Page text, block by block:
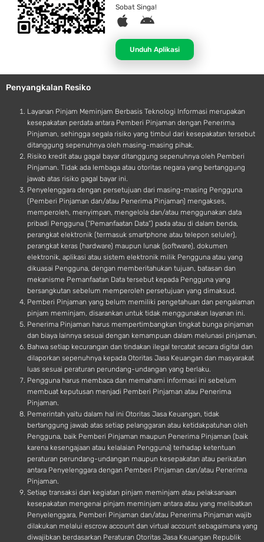
Sobat Singa!
A
p
l
e
A
d
r
o
d
Unduh Aplikasi
Penyangkalan Resiko
Layanan Pinjam Meminjam Berbasis Teknologi Informasi merupakan
kesepakatan perdata antara Pemberi Pinjaman dengan Penerima
Pinjaman, sehingga segala risiko yang timbul dari kesepakatan tersebut
ditanggung sepenuhnya oleh masing-masing pihak.
Risiko kredit atau gagal bayar ditanggung sepenuhnya oleh Pemberi
Pinjaman. Tidak ada lembaga atau otoritas negara yang bertanggung
jawab atas risiko gagal bayar ini.
Penyelenggara dengan persetujuan dari masing-masing Pengguna
(Pemberi Pinjaman dan/atau Penerima Pinjaman) mengakses,
memperoleh, menyimpan, mengelola dan/atau menggunakan data
pribadi Pengguna (“Pemanfaatan Data”) pada atau di dalam benda,
perangkat elektronik (termasuk smartphone atau telepon seluler),
perangkat keras (hardware) maupun lunak (software), dokumen
elektronik, aplikasi atau sistem elektronik milik Pengguna atau yang
dikuasai Pengguna, dengan memberitahukan tujuan, batasan dan
mekanisme Pemanfaatan Data tersebut kepada Pengguna yang
bersangkutan sebelum memperoleh persetujuan yang dimaksud.
Pemberi Pinjaman yang belum memiliki pengetahuan dan pengalaman
pinjam meminjam, disarankan untuk tidak menggunakan layanan ini.
Penerima Pinjaman harus mempertimbangkan tingkat bunga pinjaman
dan biaya lainnya sesuai dengan kemampuan dalam melunasi pinjaman.
Bahwa setiap kecurangan dan tindakan ilegal tercatat secara digital dan
dilaporkan sepenuhnya kepada Otoritas Jasa Keuangan dan masyarakat
luas sesuai peraturan perundang-undangan yang berlaku.
Pengguna harus membaca dan memahami informasi ini sebelum
membuat keputusan menjadi Pemberi Pinjaman atau Penerima
Pinjaman.
Pemerintah yaitu dalam hal ini Otoritas Jasa Keuangan, tidak
bertanggung jawab atas setiap pelanggaran atau ketidakpatuhan oleh
Pengguna, baik Pemberi Pinjaman maupun Penerima Pinjaman (baik
karena kesengajaan atau kelalaian Pengguna) terhadap ketentuan
peraturan perundang-undangan maupun kesepakatan atau perikatan
antara Penyelenggara dengan Pemberi Pinjaman dan/atau Penerima
Pinjaman.
Setiap transaksi dan kegiatan pinjam meminjam atau pelaksanaan
kesepakatan mengenai pinjam meminjam antara atau yang melibatkan
Penyelenggara, Pemberi Pinjaman dan/atau Penerima Pinjaman wajib
dilakukan melalui escrow account dan virtual account sebagaimana yang
diwajibkan berdasarkan Peraturan Otoritas Jasa Keuangan Republik